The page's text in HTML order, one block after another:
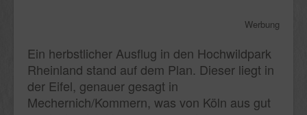
Werbung
Ein herbstlicher Ausflug in den Hochwildpark
Rheinland stand auf dem Plan. Dieser liegt in
der Eifel, genauer gesagt in
Mechernich/Kommern, was von Köln aus gut